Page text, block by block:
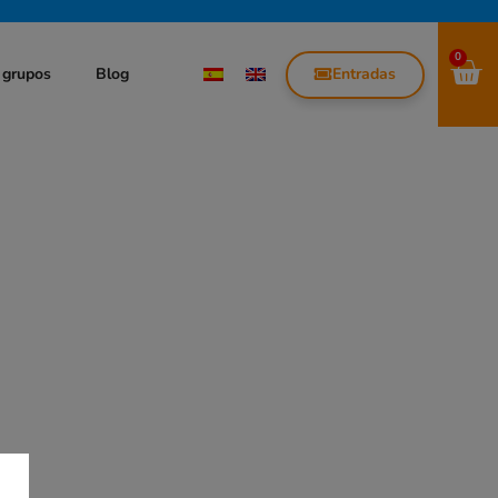
Blog Entradas
0